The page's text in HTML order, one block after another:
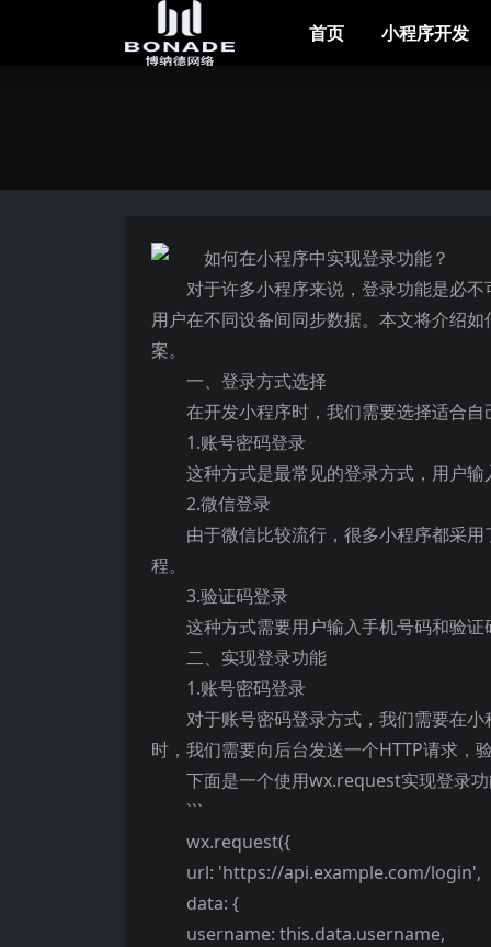
首页 小程序开发
对于许多小程序来说，登录功能是必
用户在不同设备间同步数据。本文将介绍
案。
一、登录方式选择
在开发小程序时，我们需要选择适合
1.账号密码登录
这种方式是最常见的登录方式，用户输
2.微信登录
由于微信比较流行，很多小程序都采
程。
3.验证码登录
这种方式需要用户输入手机号码和验证
二、实现登录功能
1.账号密码登录
对于账号密码登录方式，我们需要在
时，我们需要向后台发送一个HTTP请求，
下面是一个使用wx.request实现登录功
```
wx.request({
url: 'https://api.example.com/login',
data: {
username: this.data.username,